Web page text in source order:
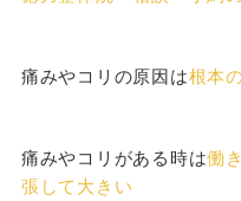
痛みやコリの原因は根本
痛みやコリがある時は働
張して大きい